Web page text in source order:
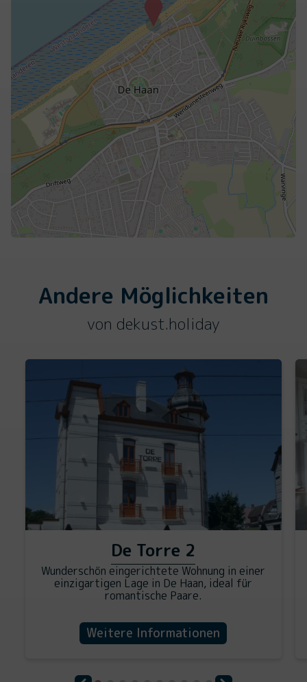
Andere Möglichkeiten
von dekust.holiday
De Torre 2
Wunderschön eingerichtete Wohnung in einer
einzigartigen Lage in De Haan, ideal für
romantische Paare.
Weitere Informationen